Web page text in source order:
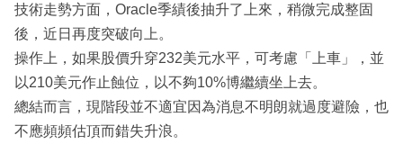
技術走勢方面，Oracle季績後抽升了上來，稍微完成整固
後，近日再度突破向上。
操作上，如果股價升穿232美元水平，可考慮「上車」，並
以210美元作止蝕位，以不夠10%博繼續坐上去。
總結而言，現階段並不適宜因為消息不明朗就過度避險，也
不應頻頻估頂而錯失升浪。